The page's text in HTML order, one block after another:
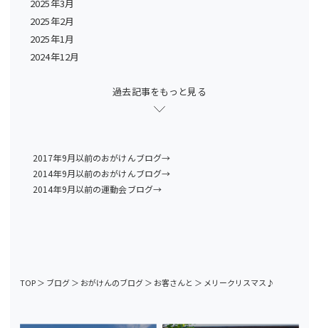
2025年3月
2025年2月
2025年1月
2024年12月
過去記事をもっと見る
2017年9月以前のおがけんブログ→
2014年9月以前のおがけんブログ→
2014年9月以前の運動会ブログ→
TOP＞ ブログ＞ おがけんのブログ＞ お客さんと ＞ メリークリスマス♪